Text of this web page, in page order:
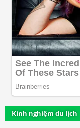
Kinh nghiệm du lịch